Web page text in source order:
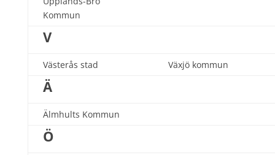
Kommun
V
Västerås stad Växjö kommun
Ä
Älmhults Kommun
Ö